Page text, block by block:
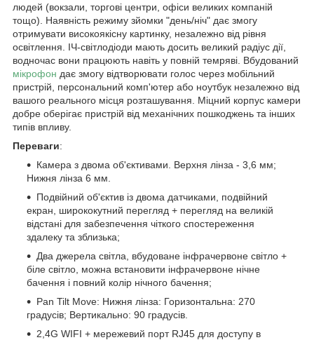
людей (вокзали, торгові центри, офіси великих компаній
тощо). Наявність режиму зйомки "день/ніч" дає змогу
отримувати високоякісну картинку, незалежно від рівня
освітлення. ІЧ-світлодіоди мають досить великий радіус дії,
водночас вони працюють навіть у повній темряві. Вбудований
мікрофон дає змогу відтворювати голос через мобільний
пристрій, персональний комп'ютер або ноутбук незалежно від
вашого реального місця розташування. Міцний корпус камери
добре оберігає пристрій від механічних пошкоджень та інших
типів впливу.
Переваги:
Камера з двома об'єктивами. Верхня лінза - 3,6 мм;
Нижня лінза 6 мм.
Подвійний об'єктив із двома датчиками, подвійний
екран, ширококутний перегляд + перегляд на великій
відстані для забезпечення чіткого спостереження
здалеку та зблизька;
Два джерела світла, вбудоване інфрачервоне світло +
біле світло, можна встановити інфрачервоне нічне
бачення і повний колір нічного бачення;
Pan Tilt Move: Нижня лінза: Горизонтальна: 270
градусів; Вертикально: 90 градусів.
2,4G WIFI + мережевий порт RJ45 для доступу в